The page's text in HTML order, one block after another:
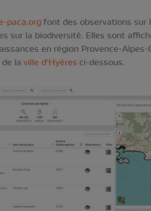
paca.org font des observations sur
sur la biodiversité. Elles sont
en région Provence-
la ville d'Hyères ci-dessous.